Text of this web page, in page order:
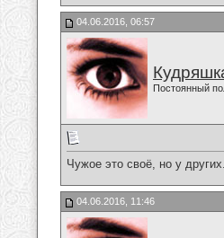
04.06.2016, 06:57
Постоянный
Чужое это своё, но у других.
04.06.2016, 11:46